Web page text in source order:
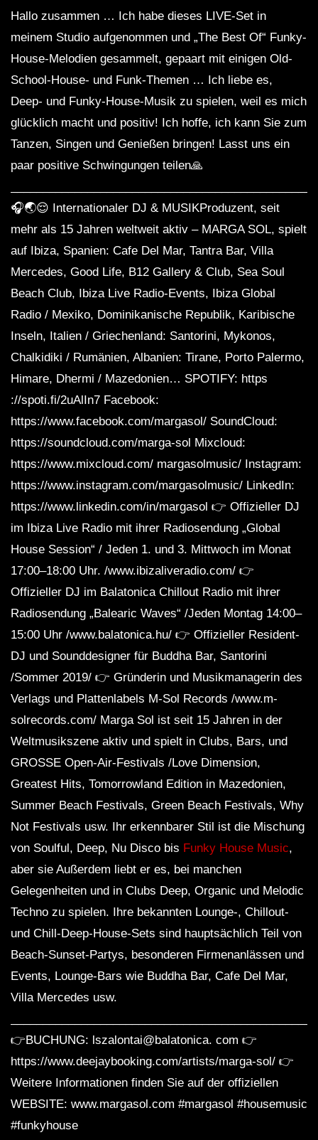
Hallo zusammen … Ich habe dieses LIVE-Set in
meinem Studio aufgenommen und „The Best Of“ Funky-
House-Melodien gesammelt, gepaart mit einigen Old-
School-House- und Funk-Themen … Ich liebe es,
Deep- und Funky-House-Musik zu spielen, weil es mich
glücklich macht und positiv! Ich hoffe, ich kann Sie zum
Tanzen, Singen und Genießen bringen! Lasst uns ein
paar positive Schwingungen teilen🙏
🎧🌏😌 Internationaler DJ & MUSIKProduzent, seit
mehr als 15 Jahren weltweit aktiv – MARGA SOL, spielt
auf Ibiza, Spanien: Cafe Del Mar, Tantra Bar, Villa
Mercedes, Good Life, B12 Gallery & Club, Sea Soul
Beach Club, Ibiza Live Radio-Events, Ibiza Global
Radio / Mexiko, Dominikanische Republik, Karibische
Inseln, Italien / Griechenland: Santorini, Mykonos,
Chalkidiki / Rumänien, Albanien: Tirane, Porto Palermo,
Himare, Dhermi / Mazedonien… SPOTIFY: https
://spoti.fi/2uAlIn7​ Facebook:
https://www.facebook.com/margasol/​ SoundCloud:
https://soundcloud.com/marga-sol​ Mixcloud:
https://www.mixcloud.com/ margasolmusic/​ Instagram:
https://www.instagram.com/margasolmusic/​ LinkedIn:
https://www.linkedin.com/in/margasol​ 👉 Offizieller DJ
im Ibiza Live Radio mit ihrer Radiosendung „Global
House Session“ / Jeden 1. und 3. Mittwoch im Monat
17:00–18:00 Uhr. /www.ibizaliveradio.com/ 👉
Offizieller DJ im Balatonica Chillout Radio mit ihrer
Radiosendung „Balearic Waves“ /Jeden Montag 14:00–
15:00 Uhr /www.balatonica.hu/ 👉 Offizieller Resident-
DJ und Sounddesigner für Buddha Bar, Santorini
/Sommer 2019/ 👉 Gründerin und Musikmanagerin des
Verlags und Plattenlabels M-Sol Records /www.m-
solrecords.com/ Marga Sol ist seit 15 Jahren in der
Weltmusikszene aktiv und spielt in Clubs, Bars, und
GROSSE Open-Air-Festivals /Love Dimension,
Greatest Hits, Tomorrowland Edition in Mazedonien,
Summer Beach Festivals, Green Beach Festivals, Why
Not Festivals usw. Ihr erkennbarer Stil ist die Mischung
von Soulful, Deep, Nu Disco bis Funky House Music,
aber sie Außerdem liebt er es, bei manchen
Gelegenheiten und in Clubs Deep, Organic und Melodic
Techno zu spielen. Ihre bekannten Lounge-, Chillout-
und Chill-Deep-House-Sets sind hauptsächlich Teil von
Beach-Sunset-Partys, besonderen Firmenanlässen und
Events, Lounge-Bars wie Buddha Bar, Cafe Del Mar,
Villa Mercedes usw.
👉BUCHUNG: lszalontai@balatonica. com 👉
https://www.deejaybooking.com/artists/marga-sol/ 👉
Weitere Informationen finden Sie auf der offiziellen
WEBSITE: www.margasol.com #margasol​ #housemusic​
#funkyhouse